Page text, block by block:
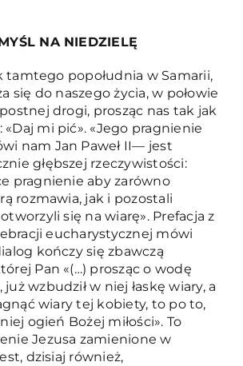
NA NIEDZIELĘ
tamtego popołudnia w Samarii,
się do naszego życia, w połowie
drogi, prosząc nas tak jak
«Daj mi pić». «Jego pragnienie
nam Jan Paweł II— jest
głębszej rzeczywistości:
pragnienie aby zarówno
rozmawia, jak i pozostali
się na wiarę». Prefacja z
eucharystycznej mówi
kończy się zbawczą
Pan «(…) prosząc o wodę
wzbudził w niej łaskę wiary, a
wiary tej kobiety, to po to,
ogień Bożej miłości». To
Jezusa zamienione w
dzisiaj również,